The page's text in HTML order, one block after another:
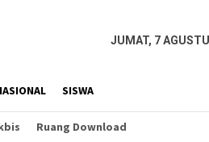
JUMAT, 7
SISWA
Ruang Download